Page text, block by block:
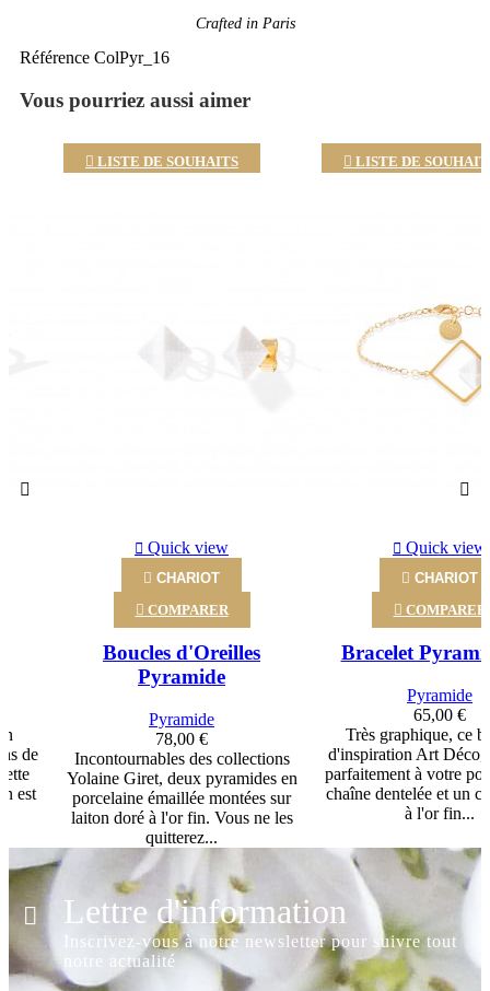
Crafted in Paris
Référence ColPyr_16
Vous pourriez aussi aimer
de
est
 LISTE DE SOUHAITS
Quick view
 CHARIOT
 COMPARER
Boucles d'Oreilles
Pyramide
Pyramide
78,00 €
Incontournables des collections
Yolaine Giret, deux pyramides en
porcelaine émaillée montées sur
laiton doré à l'or fin. Vous ne les
quitterez...
 LISTE DE
Quick view
 CHARIOT
 COMPARER
Bracelet
Pyramide
65,00 €
Très graphique, ce
d'inspiration Art Déco,
parfaitement à votre
chaîne dentelée et un
à l'or fin...
Lettre d'information
Inscrivez-vous à notre newsletter pour suivre tout
notre actualité